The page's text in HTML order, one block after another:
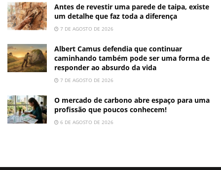
Antes de revestir uma parede de taipa, existe
um detalhe que faz toda a diferença
7 DE AGOSTO DE 2026
Albert Camus defendia que continuar
caminhando também pode ser uma forma de
responder ao absurdo da vida
7 DE AGOSTO DE 2026
O mercado de carbono abre espaço para uma
profissão que poucos conhecem!
6 DE AGOSTO DE 2026